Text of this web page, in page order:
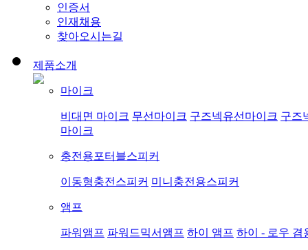
인증서
인재채용
찾아오시는길
제품소개
마이크
비대면 마이크 무선마이크 구즈넥유선마이크 구즈
마이크
충전용포터블스피커
이동형충전스피커 미니충전용스피커
앰프
파워앰프 파워드믹서앰프 하이 앰프 하이 - 로우 겸